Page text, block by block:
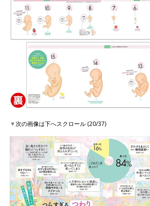
▼次の画像は下へスクロール (20/37)